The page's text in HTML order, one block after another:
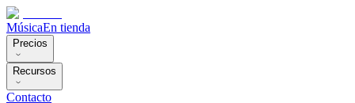
MúsicaEn tienda
Precios
Recursos
Contacto